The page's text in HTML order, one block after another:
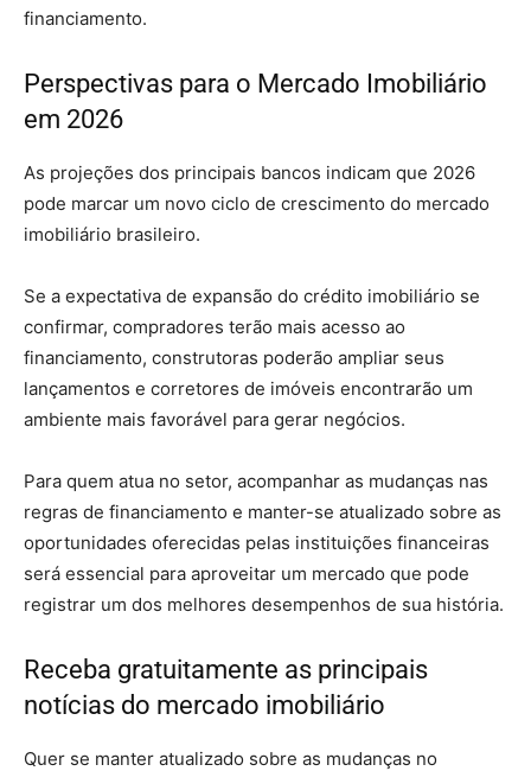
financiamento.
Perspectivas para o Mercado Imobiliário
em 2026
As projeções dos principais bancos indicam que 2026
pode marcar um novo ciclo de crescimento do mercado
imobiliário brasileiro.
Se a expectativa de expansão do crédito imobiliário se
confirmar, compradores terão mais acesso ao
financiamento, construtoras poderão ampliar seus
lançamentos e corretores de imóveis encontrarão um
ambiente mais favorável para gerar negócios.
Para quem atua no setor, acompanhar as mudanças nas
regras de financiamento e manter-se atualizado sobre as
oportunidades oferecidas pelas instituições financeiras
será essencial para aproveitar um mercado que pode
registrar um dos melhores desempenhos de sua história.
Receba gratuitamente as principais
notícias do mercado imobiliário
Quer se manter atualizado sobre as mudanças no